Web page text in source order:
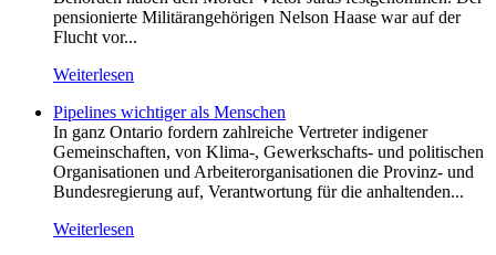
pensionierte Militärangehörigen Nelson Haase war auf der
Flucht vor...
Weiterlesen
Pipelines wichtiger als Menschen
In ganz Ontario fordern zahlreiche Vertreter indigener
Gemeinschaften, von Klima-, Gewerkschafts- und politischen
Organisationen und Arbeiterorganisationen die Provinz- und
Bundesregierung auf, Verantwortung für die anhaltenden...
Weiterlesen